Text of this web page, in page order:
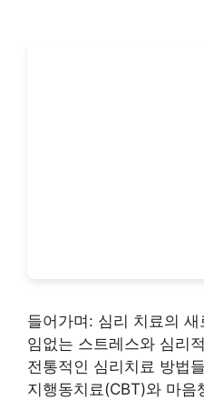
들어가며: 심리 치료의
임없는 스트레스와 심리
전통적인 심리치료 방법
지행동치료(CBT)와 마음